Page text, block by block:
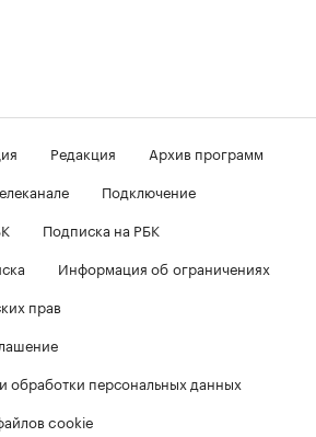
Редакция
Архив программ
Подключение
Подписка на РБК
Информация об ограничениях
прав
обработки персональных данных
cookie